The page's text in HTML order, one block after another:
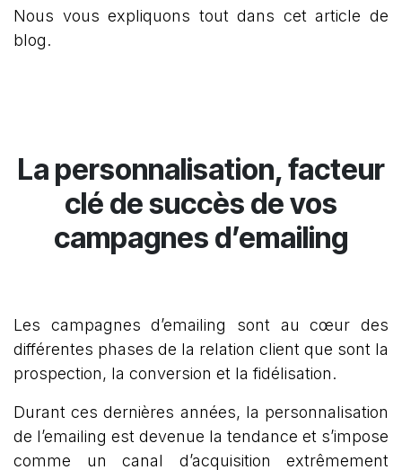
Nous vous expliquons tout dans cet article de
blog.
La personnalisation, facteur
clé de succès de vos
campagnes d’emailing
Les campagnes d’emailing sont au cœur des
différentes phases de la relation client que sont la
prospection, la conversion et la fidélisation.
Durant ces dernières années, la personnalisation
de l’emailing est devenue la tendance et s’impose
comme un canal d’acquisition extrêmement